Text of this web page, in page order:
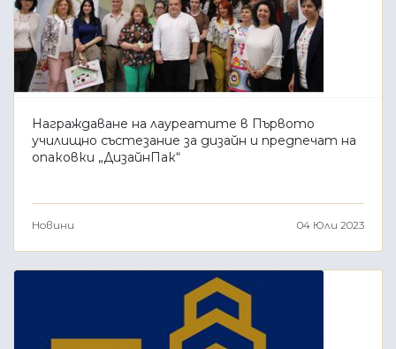
Награждаване на лауреатите в Първото
училищно състезание за дизайн и предпечат на
опаковки „ДизайнПак“
Новини 04 Юли 2023